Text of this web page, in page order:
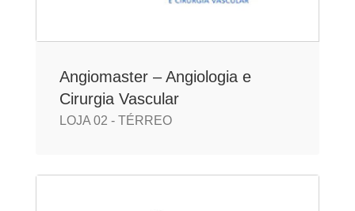
Angiomaster – Angiologia e
Cirurgia Vascular
LOJA 02 - TÉRREO